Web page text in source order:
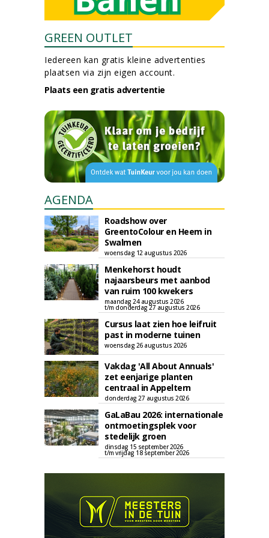
GREEN OUTLET
Iedereen kan gratis kleine advertenties
plaatsen via zijn eigen account.
Plaats een gratis advertentie
AGENDA
Roadshow over
GreentoColour en Heem in
Swalmen
woensdag 12 augustus 2026
Menkehorst houdt
najaarsbeurs met aanbod
van ruim 100 kwekers
maandag 24 augustus 2026
t/m donderdag 27 augustus 2026
Cursus laat zien hoe leifruit
past in moderne tuinen
woensdag 26 augustus 2026
Vakdag 'All About Annuals'
zet eenjarige planten
centraal in Appeltern
donderdag 27 augustus 2026
GaLaBau 2026: internationale
ontmoetingsplek voor
stedelijk groen
dinsdag 15 september 2026
t/m vrijdag 18 september 2026